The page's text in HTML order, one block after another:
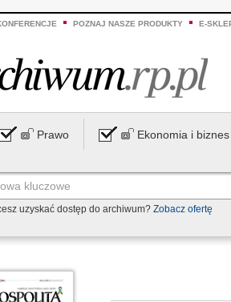
POZNAJ NASZE PRODUKTY E-
Prawo Ekonomia i biznes
uzyskać dostęp do archiwum? Zobacz ofertę